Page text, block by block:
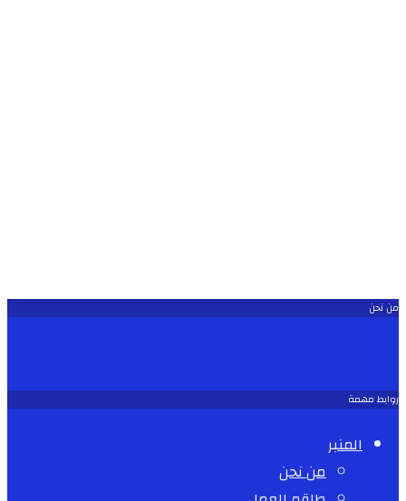
من نحن
روابط مهمة
المنبر
من نحن